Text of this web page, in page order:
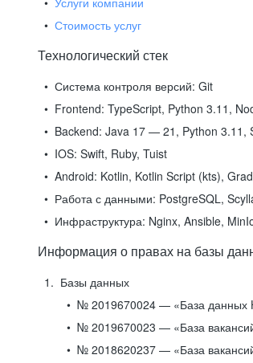
Стоимость услуг
Технологический стек
Система контроля версий: Git
Frontend: TypeScript, Python 3.11,
Backend: Java 17 — 21, Python 3.11,
IOS: Swift, Ruby, Tuist
Android: Kotlin, Kotlin Script (kts),
Работа с данными: PostgreSQL,
Инфраструктура: Nginx, Ansible,
Информация о правах на базы
Базы данных
№ 2019670024 — «База данных
№ 2019670023 — «База
№ 2018620237 — «База